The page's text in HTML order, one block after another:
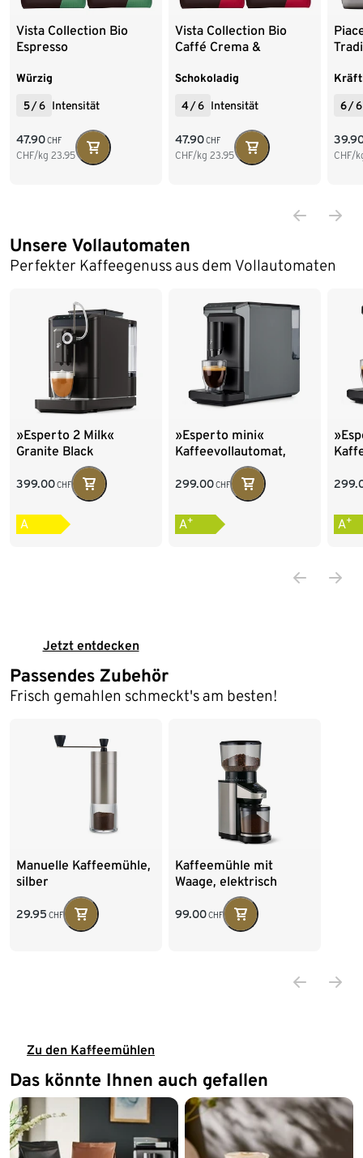
Vista Collection Bio
Espresso
Würzig
5/6 Intensität
47.90CHF
CHF/kg 23.95
Vista Collection Bio
Caffé Crema &
Schokoladig
4/6 Intensität
47.90CHF
CHF/kg 23.95
6/6
CHF/
Unsere Vollautomaten
Perfekter Kaffeegenuss aus dem Vollautomaten
»Esperto 2 Milk«
Granite Black
399.00CHF
A
»Esperto mini«
Kaffeevollautomat,
299.00CHF
A+ A+
Ende der Auflistung
Jetzt entdecken
Passendes Zubehör
Frisch gemahlen schmeckt's am besten!
Manuelle Kaffeemühle,
silber
29.95 CHF
Kaffeemühle mit
Waage, elektrisch
99.00CHF
Ende der Auflistung
Zu den Kaffeemühlen
Das könnte Ihnen auch gefallen